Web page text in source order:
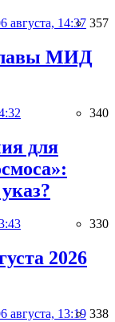
августа, 14:37 357
МИД
340
для
330
2026
августа, 13:19 338